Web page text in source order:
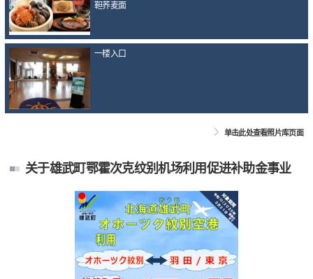
靼荞麦面
一楼入口
单击此处查看照片库页面
关于雄武町鄂霍次克纹别机场利用促进补助金事业